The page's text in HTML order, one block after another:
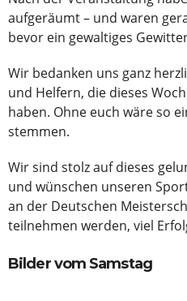
aufgeräumt – und waren
bevor ein gewaltiges
Wir bedanken uns ganz
und Helfern, die dieses
haben. Ohne euch wäre so
stemmen.
Wir sind stolz auf dieses
und wünschen unseren
an der Deutschen
teilnehmen werden, viel
Bilder vom Samstag